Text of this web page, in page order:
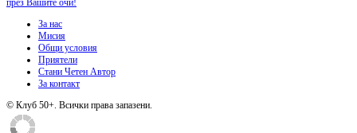
през Вашите очи!
За нас
Мисия
Общи условия
Приятели
Стани Четен Автор
За контакт
© Клуб 50+. Всички права запазени.